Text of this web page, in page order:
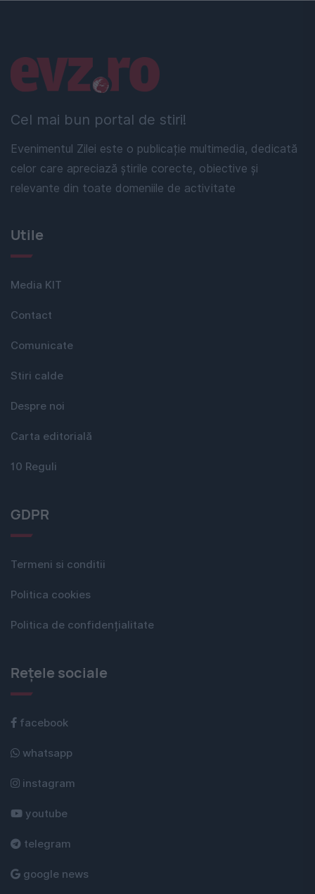
Cel mai bun portal de stiri!
Evenimentul Zilei este o publicație multimedia, dedicată
celor care apreciază știrile corecte, obiective și
relevante din toate domeniile de activitate
Linkuri utile
Utile
Media KIT
Contact
Comunicate
Stiri calde
Despre noi
Carta editorială
10 Reguli
GDPR
Termeni si conditii
Politica cookies
Politica de confidențialitate
Rețele sociale
facebook
whatsapp
instagram
youtube
telegram
google news